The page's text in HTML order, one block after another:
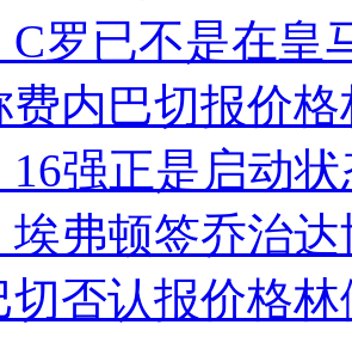
C罗已不是在皇
费内巴切报价
16强正是启动
埃弗顿签乔治
切否认报价格